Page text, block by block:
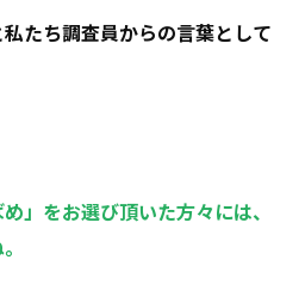
たち調査員からの言葉として
」をお選び頂いた方々には、